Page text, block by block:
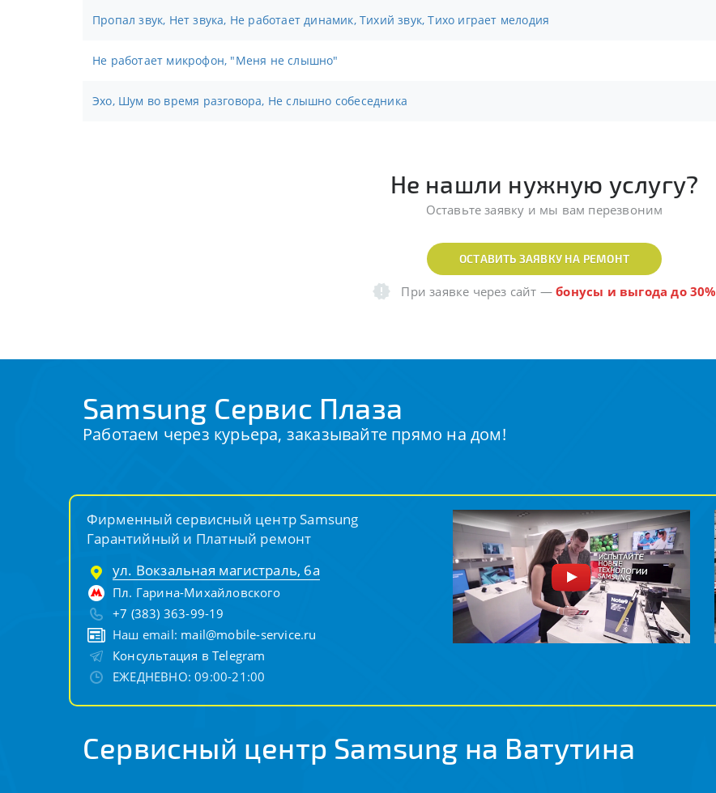
Пропал звук, Нет звука, Не работает динамик, Тихий звук, Тихо играет мелодия
Не работает микрофон, "Меня не слышно"
Эхо, Шум во время разговора, Не слышно собеседника
Не нашли нужную услугу?
Оставьте заявку и мы вам перезвоним
ОСТАВИТЬ ЗАЯВКУ НА РЕМОНТ
При заявке через сайт —бонусы и выгода до 30%
Samsung Сервис Плаза
Работаем через курьера, заказывайте прямо на дом!
Фирменный сервисный центр Samsung
Гарантийный и Платный ремонт
ул. Вокзальная магистраль, 6а
Пл. Гарина-Михайловского
+7 (383) 363-99-19
Наш email: mail@mobile-service.ru
Консультация в Telegram
ЕЖЕДНЕВНО: 09:00-21:00
Сервисный центр Samsung на Ватутина